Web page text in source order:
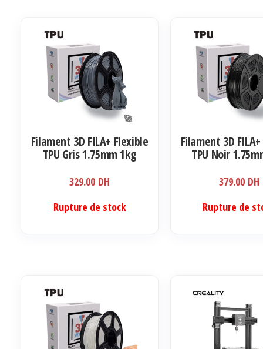
Filament 3D FILA+ Flexible
TPU Gris 1.75mm 1kg
329.00 DH
Rupture de stock
Filament 3D
TPU Noir
379.00 DH
Rupture de